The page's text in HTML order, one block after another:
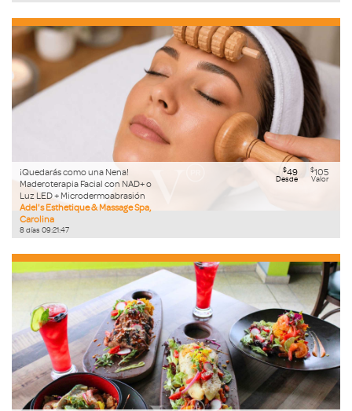
¡Quedarás como una Nena!
Maderoterapia Facial con NAD+ o
Luz LED + Microdermoabrasión
Adel's Esthetique & Massage Spa,
Carolina
8días 09:21:46
$49
Desde
$105
Valor